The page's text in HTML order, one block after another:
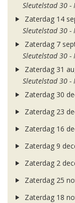
Sleutelstad 30 -
Zaterdag 14
Sleutelstad 30 -
Zaterdag 7
Sleutelstad 30 -
Zaterdag 31
Sleutelstad 30 -
Zaterdag 30
Zaterdag 23
Zaterdag 16
Zaterdag 9
Zaterdag 2
Zaterdag 25
Zaterdag 18